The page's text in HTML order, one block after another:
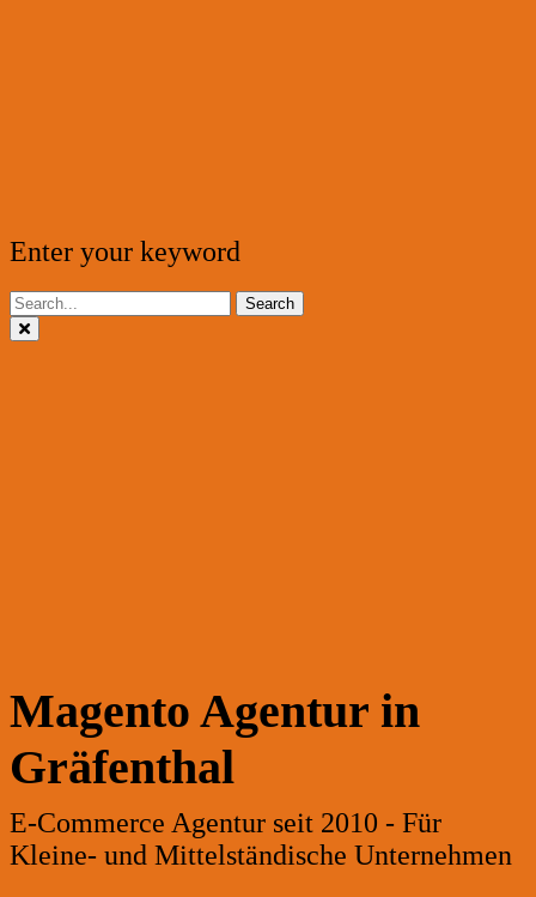
Enter your keyword
Search
Magento Agentur in
Gräfenthal
E-Commerce Agentur seit 2010 - Für
Kleine- und Mittelständische Unternehmen